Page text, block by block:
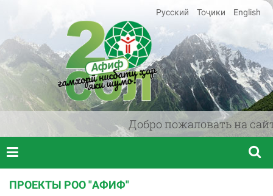
Добро пожаловать на
Русский Тоҷики English
ПРОЕКТЫ РОО "АФИФ"